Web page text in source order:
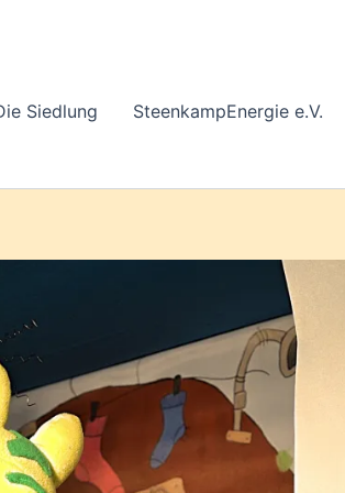
Siedlung SteenkampEnergie e.V.